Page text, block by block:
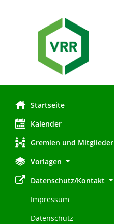
Startseite
Kalender
Gremien und Mitglieder
Vorlagen
Datenschutz/Kontakt
Impressum
Datenschutz